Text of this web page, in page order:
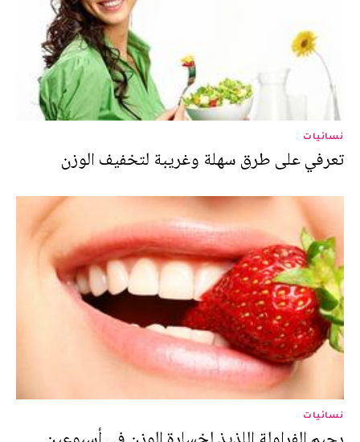
نسائيات
تعرفي على طرق سهلة وغريبة لتخفيف الوزن
نسائيات